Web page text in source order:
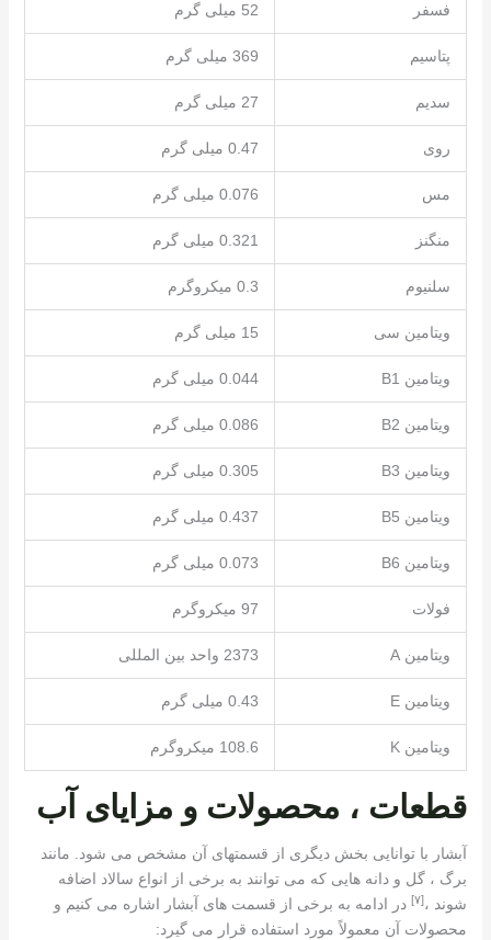
فسفر 52 میلی گرم
پتاسیم 369 میلی گرم
سدیم 27 میلی گرم
روی 0.47 میلی گرم
مس 0.076 میلی گرم
منگنز 0.321 میلی گرم
سلنیوم 0.3 میکروگرم
ویتامین سی 15 میلی گرم
ویتامین B1 0.044 میلی گرم
ویتامین B2 0.086 میلی گرم
ویتامین B3 0.305 میلی گرم
ویتامین B5 0.437 میلی گرم
ویتامین B6 0.073 میلی گرم
فولات 97 میکروگرم
ویتامین A 2373 واحد بین المللی
ویتامین E 0.43 میلی گرم
ویتامین K 108.6 میکروگرم
قطعات ، محصولات و مزایای آب
آبشار با توانایی بخش دیگری از قسمتهای آن مشخص می شود. مانند
برگ ، گل و دانه هایی که می توانند به برخی از انواع سالاد اضافه
شوند ،[٧]
در ادامه به برخی از قسمت های آبشار اشاره می کنیم و
محصولات آن معمولاً مورد استفاده قرار می گیرد: